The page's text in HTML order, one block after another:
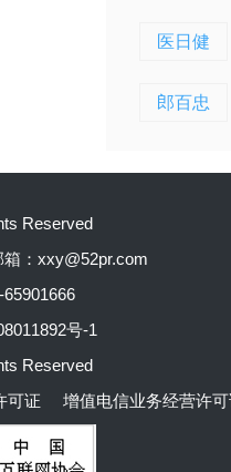
医日健
郎百忠
Reserved
：xxy@52pr.com
号-1
Reserved
可证 增值电信业务经营许可